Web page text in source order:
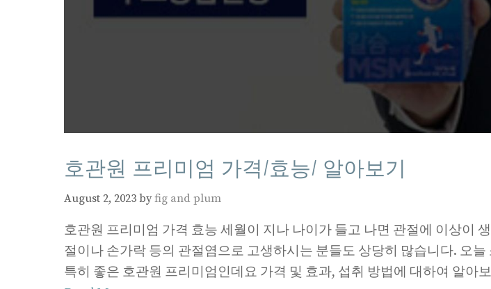
호관원 프리미엄 가격/효능/ 알아보기
August 2, 2023 byfig and plum
호관원 프리미엄 가격 효능 세월이 지나 나이가 들고 나면 관절에 이상이
절이나 손가락 등의 관절염으로 고생하시는 분들도 상당히 많습니다. 오늘
특히 좋은 호관원 프리미엄인데요 가격 및 효과, 섭취 방법에 대하여 알아